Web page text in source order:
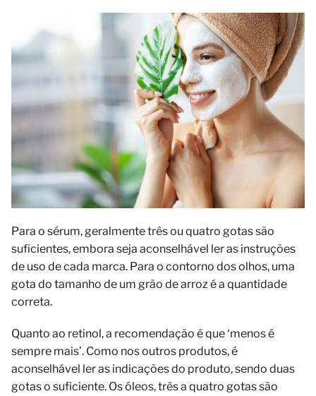
Para o sérum, geralmente três ou quatro gotas são
suficientes, embora seja aconselhável ler as instruções
de uso de cada marca. Para o contorno dos olhos, uma
gota do tamanho de um grão de arroz é a quantidade
correta.
Quanto ao retinol, a recomendação é que ‘menos é
sempre mais’. Como nos outros produtos, é
aconselhável ler as indicações do produto, sendo duas
gotas o suficiente. Os óleos, três a quatro gotas são